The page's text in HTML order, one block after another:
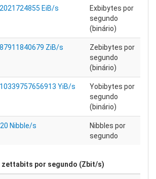
EiB/s
Exbibytes por
segundo
(binário)
ZiB/s
Zebibytes por
segundo
(binário)
YiB/s
Yobibytes por
segundo
(binário)
Nibble/s
Nibbles por
segundo
zettabits por segundo (Zbit/s)